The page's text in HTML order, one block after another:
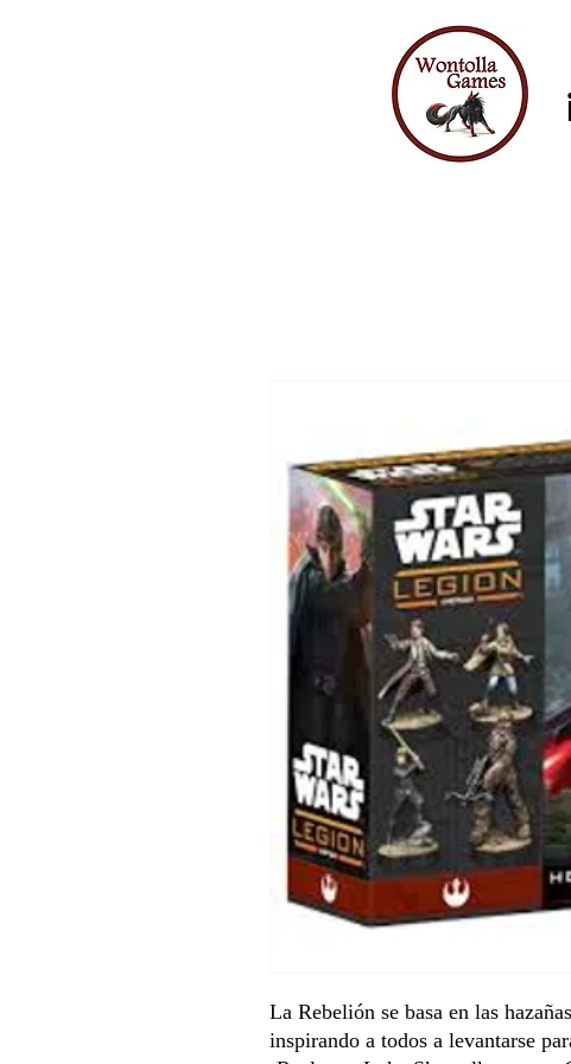
La Rebelión se basa en las
inspirando a todos a levantarse